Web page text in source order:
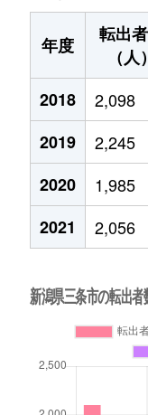
年度
転出
（人）
2018
2,098
2019
2,245
2020
1,985
2021
2,056